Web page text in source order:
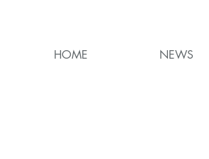
HOME NEWS